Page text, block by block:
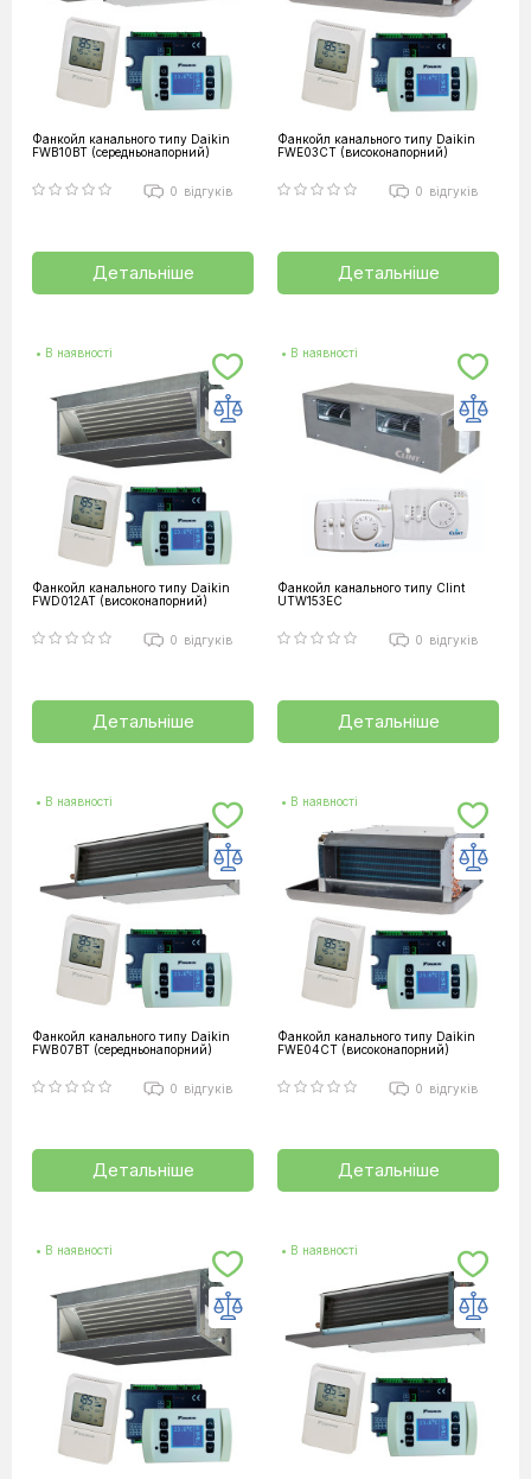
Фанкойл канального типу Daikin
FWB10BT (середньонапорний)
0 відгуків
Детальніше
Фанкойл канального типу Daikin
FWE03CT (високонапорний)
0 відгуків
Детальніше
• В наявності
Фанкойл канального типу Daikin
FWD012AT (високонапорний)
0 відгуків
Детальніше
• В наявності
Фанкойл канального типу Clint
UTW153EC
0 відгуків
Детальніше
• В наявності
Фанкойл канального типу Daikin
FWB07BT (середньонапорний)
0 відгуків
Детальніше
• В наявності
Фанкойл канального типу Daikin
FWE04CT (високонапорний)
0 відгуків
Детальніше
• В наявності • В наявності